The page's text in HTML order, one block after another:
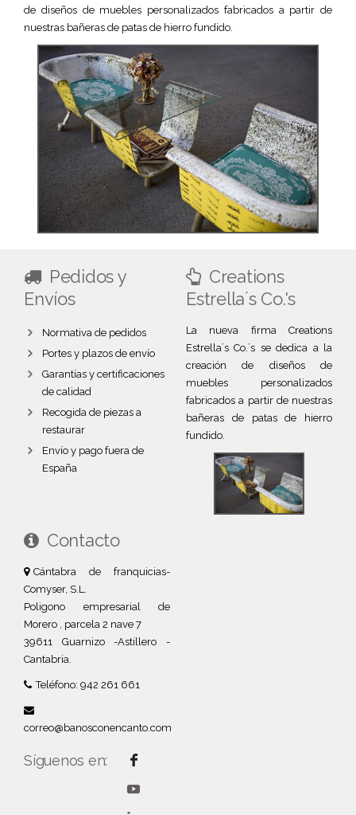
de diseños de muebles personalizados fabricados a partir de
nuestras bañeras de patas de hierro fundido.
Pedidos y
Envíos
Normativa de pedidos
Portes y plazos de envío
Garantías y certificaciones
de calidad
Recogida de piezas a
restaurar
Envío y pago fuera de
España
Creations
Estrella´s Co.'s
La nueva firma Creations
Estrella´s Co.´s se dedica a la
creación de diseños de
muebles personalizados
fabricados a partir de nuestras
bañeras de patas de hierro
fundido.
Contacto
Cántabra de franquicias-
Comyser, S.L.
Poligono empresarial de
Morero , parcela 2 nave 7
39611 Guarnizo -Astillero -
Cantabria.
Teléfono: 942 261 661
correo@banosconencanto.com
Síguenos en: